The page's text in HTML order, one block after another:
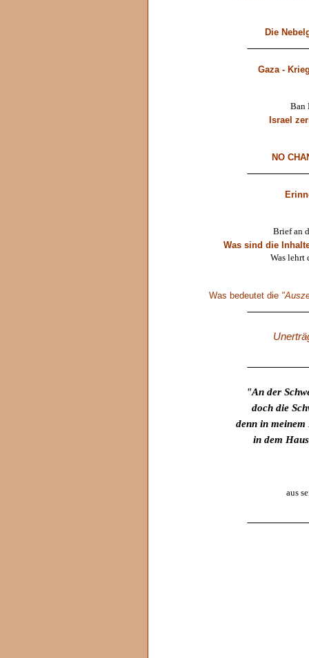
Die
Gaza -
Ban
Israel
NO
Brief an
Was sind die
Was lehrt
Was bedeutet die
"An der
doch die
denn in
in dem
aus